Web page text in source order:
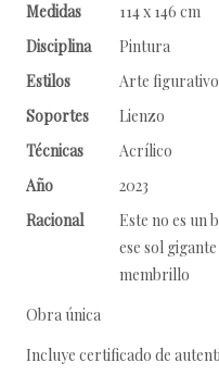
Medidas
114 x 146 cm
Disciplina
Pintura
Estilos
Arte
Soportes
Lienzo
Técnicas
Acrílico
Año
2023
Racional
Este no es un
ese sol
membrillo
Obra única
Incluye certificado de